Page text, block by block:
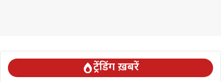
ट्रेंडिंग ख़बरें